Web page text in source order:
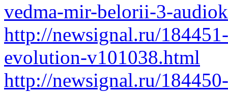
vedma-mir-belorii-3-
http://newsignal.ru/
evolution-v101038.html
http://newsignal.ru/